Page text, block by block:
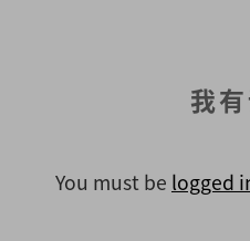
我
You must be logged